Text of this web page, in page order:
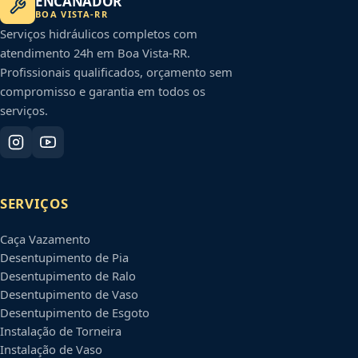
BOA VISTA-RR
Serviços hidráulicos completos com
atendimento 24h em Boa Vista-RR.
Profissionais qualificados, orçamento sem
compromisso e garantia em todos os
serviços.
SERVIÇOS
Caça Vazamento
Desentupimento de Pia
Desentupimento de Ralo
Desentupimento de Vaso
Desentupimento de Esgoto
Instalação de Torneira
Instalação de Vaso